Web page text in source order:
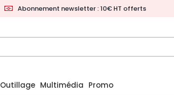
Abonnement newsletter : 10€ HT offerts
Outillage Multimédia Promo